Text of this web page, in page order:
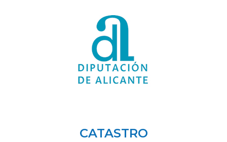
CATASTRO